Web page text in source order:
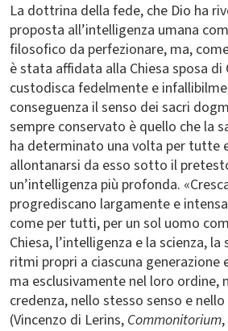
La dottrina della fede, che Dio ha
proposta all’intelligenza umana
filosofico da perfezionare, ma,
è stata affidata alla Chiesa sposa di
custodisca fedelmente e
conseguenza il senso dei sacri
sempre conservato è quello che la
ha determinato una volta per tutte
allontanarsi da esso sotto il
un’intelligenza più profonda.
progrediscano largamente e
come per tutti, per un sol uomo
Chiesa, l’intelligenza e la scienza,
ritmi propri a ciascuna generazione
ma esclusivamente nel loro ordine,
credenza, nello stesso senso e
(Vincenzo di Lerins, Commonitorium